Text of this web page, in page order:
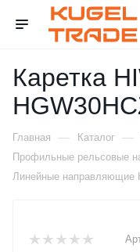
Каретка
Главная — Каталог —
Профильные рельсовые
Линейные направляющие